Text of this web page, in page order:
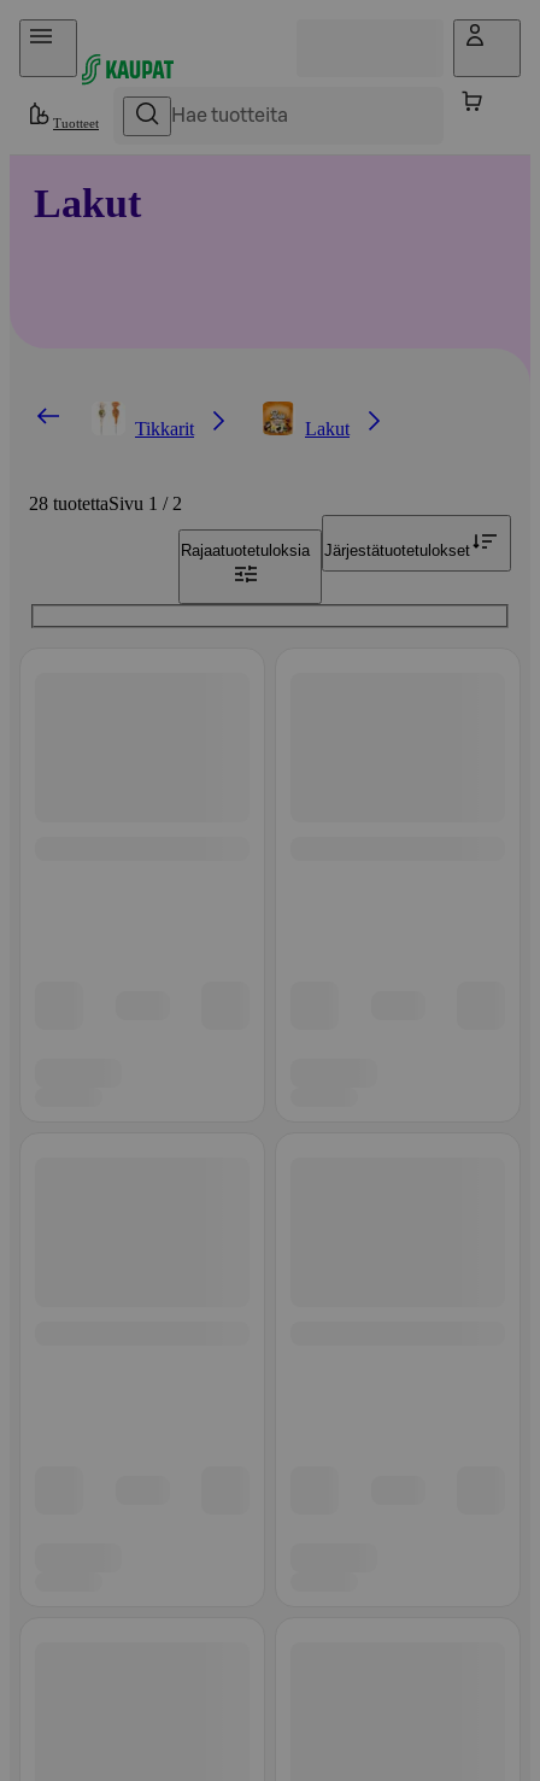
Hyppää sisältöön
Tuotteet
Lakut
Tikkarit Lakut
28 tuotettaSivu 1 / 2
Rajaatuotetuloksia Järjestätuotetulokset